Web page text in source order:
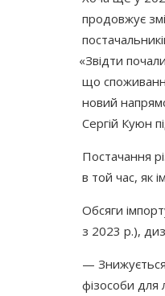
продовжує
«Звідти
що
новий
Сергій Куюн
Постачання
в той час, як
Обсяги
з 2023 р.),
—
фізособи для